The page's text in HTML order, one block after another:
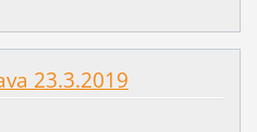
23.3.2019